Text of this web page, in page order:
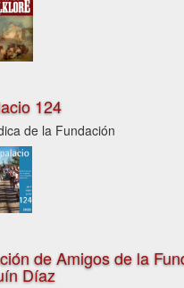
124
de la Fundación
de Amigos de la
Díaz